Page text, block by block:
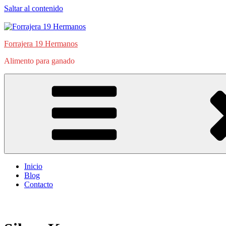
Saltar al contenido
Forrajera 19 Hermanos
Alimento para ganado
Inicio
Blog
Contacto